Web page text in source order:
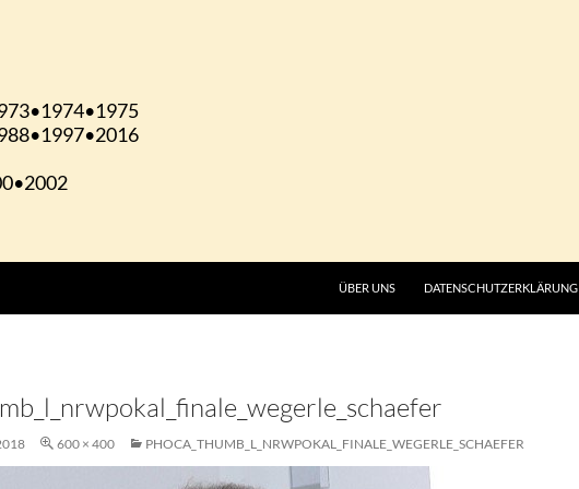
ÜBER UNS DATENSCHUTZERKLÄRUNG
600 × 400 PHOCA_THUMB_L_NRWPOKAL_FINALE_WEGERLE_SCHAEFER